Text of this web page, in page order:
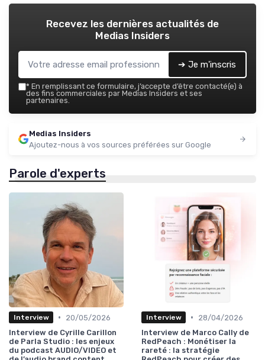
Recevez les dernières actualités de
Medias Insiders
➔ Je m'inscris
* En remplissant ce formulaire, j’accepte d’être contacté(e) à
des fins commerciales par Medias Insiders et ses
partenaires.
Medias Insiders
Ajoutez-nous à vos sources préférées sur Google
Parole d'experts
Interview •
20/05/2026
Interview de Cyrille Carillon
de Parla Studio : les enjeux
du podcast AUDIO/VIDEO et
Interview •
28/04/2026
Interview de Marco Cally de
RedPeach : Monétiser la
rareté : la stratégie